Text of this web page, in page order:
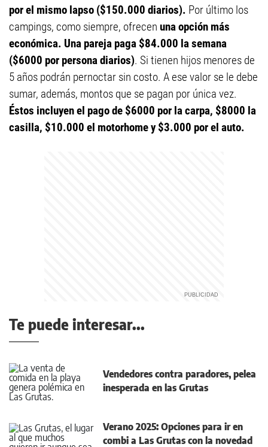
por el mismo lapso ($150.000 diarios). Por último los
campings, como siempre, ofrecen una opción más
económica. Una pareja paga $84.000 la semana
($6000 por persona diarios). Si tienen hijos menores de
5 años podrán pernoctar sin costo. A ese valor se le debe
sumar, además, montos que se pagan por única vez.
Éstos incluyen el pago de $6000 por la carpa, $8000 la
casilla, $10.000 el motorhome y $3.000 por el auto.
Te puede interesar...
Vendedores contra paradores, pelea
inesperada en las Grutas
Verano 2025: Opciones para ir en
combi a Las Grutas con la novedad